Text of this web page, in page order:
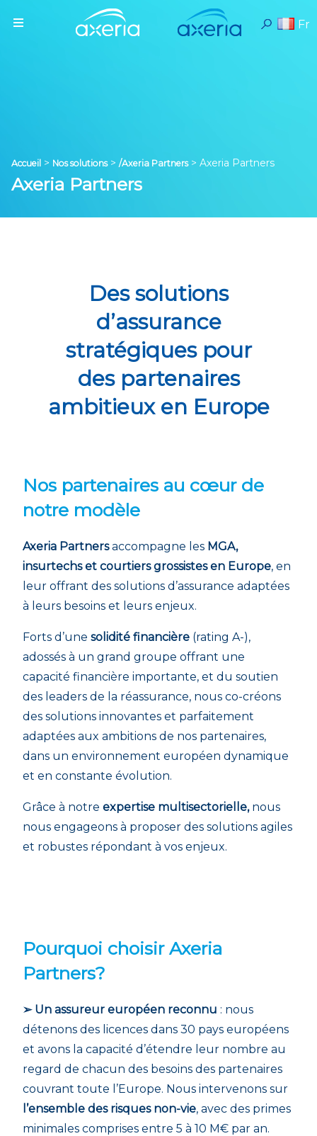
Fr
Accueil > Nos solutions> /Axeria Partners> Axeria Partners
Axeria Partners
Des solutions
d’assurance
stratégiques pour
des partenaires
ambitieux en Europe
Nos partenaires au cœur de
notre modèle
Axeria Partnersaccompagne les MGA,
insurtechs et courtiers grossistes en Europe, en
leur offrant des solutions d’assurance adaptées
à leurs besoins et leurs enjeux.
Forts d’une solidité financière (rating A-),
adossés à un grand groupe offrant une
capacité financière importante, et du soutien
des leaders de la réassurance, nous co-créons
des solutions innovantes et parfaitement
adaptées aux ambitions de nos partenaires,
dans un environnement européen dynamique
et en constante évolution.
Grâce à notre expertise multisectorielle,nous
nous engageons à proposer des solutions agiles
et robustes répondant à vos enjeux.
Pourquoi choisir Axeria
Partners?
➢ Un assureur européen reconnu : nous
détenons des licences dans 30 pays européens
et avons la capacité d’étendre leur nombre au
regard de chacun des besoins des partenaires
couvrant toute l’Europe. Nous intervenons sur
l’ensemble des risques non-vie, avec des primes
minimales comprises entre 5 à 10 M€ par an.